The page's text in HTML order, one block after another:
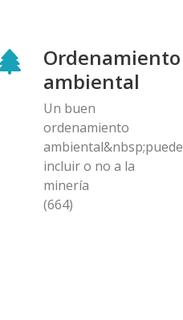
Ordenamiento
ambiental
Un buen
ordenamiento
ambiental&nbsp;puede
incluir o no a la
minería
(664)